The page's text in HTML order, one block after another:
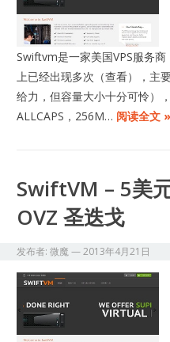
Swiftvm是一家美国VPS服务
上已经出现多次（查看），主
给力，但容量大小十分可怜）
ALLCAPS，256M… 阅读全文 »
SwiftVM – 5美
OVZ 圣迭戈
发布者:微魔—2013年4月21日